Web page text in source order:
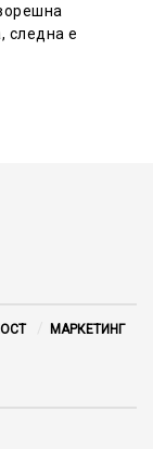
следна е
МАРКЕТИНГ